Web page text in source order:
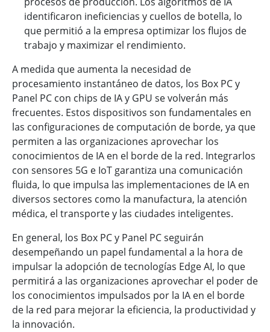
identificaron ineficiencias y cuellos de botella, lo
que permitió a la empresa optimizar los flujos de
trabajo y maximizar el rendimiento.
A medida que aumenta la necesidad de
procesamiento instantáneo de datos, los Box PC y
Panel PC con chips de IA y GPU se volverán más
frecuentes. Estos dispositivos son fundamentales en
las configuraciones de computación de borde, ya que
permiten a las organizaciones aprovechar los
conocimientos de IA en el borde de la red. Integrarlos
con sensores 5G e IoT garantiza una comunicación
fluida, lo que impulsa las implementaciones de IA en
diversos sectores como la manufactura, la atención
médica, el transporte y las ciudades inteligentes.
En general, los Box PC y Panel PC seguirán
desempeñando un papel fundamental a la hora de
impulsar la adopción de tecnologías Edge AI, lo que
permitirá a las organizaciones aprovechar el poder de
los conocimientos impulsados por la IA en el borde
de la red para mejorar la eficiencia, la productividad y
la innovación.